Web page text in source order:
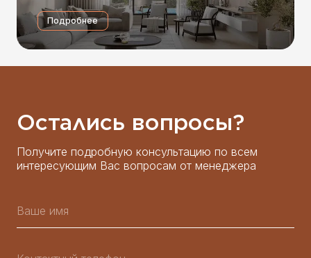
Подробнее
Остались вопросы?
Получите подробную консультацию по всем
интересующим Вас вопросам от менеджера